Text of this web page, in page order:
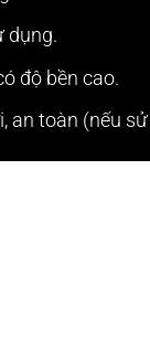
dụng.
độ bền cao.
toàn (nếu